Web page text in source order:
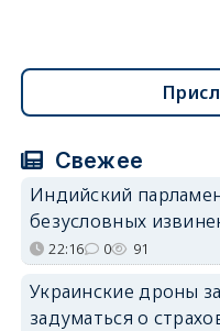
Свежее
Индийский
безусловных
22:16 0 91
Украинские дроны
задуматься о